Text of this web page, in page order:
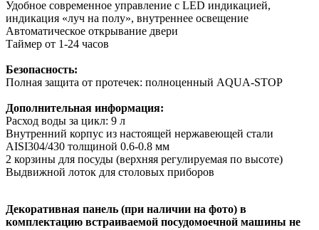
Удобное современное управление с LED индикацией,
индикация «луч на полу», внутреннее освещение
Автоматическое открывание двери
Таймер от 1-24 часов
Безопасность:
Полная защита от протечек: полноценный AQUA-STOP
Дополнительная информация:
Расход воды за цикл: 9 л
Внутренний корпус из настоящей нержавеющей стали
AISI304/430 толщиной 0.6-0.8 мм
2 корзины для посуды (верхняя регулируемая по высоте)
Выдвижной лоток для столовых приборов
Декоративная панель (при наличии на фото) в
комплектацию встраиваемой посудомоечной машины не